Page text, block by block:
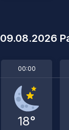
09.08.2026
00:00
18°